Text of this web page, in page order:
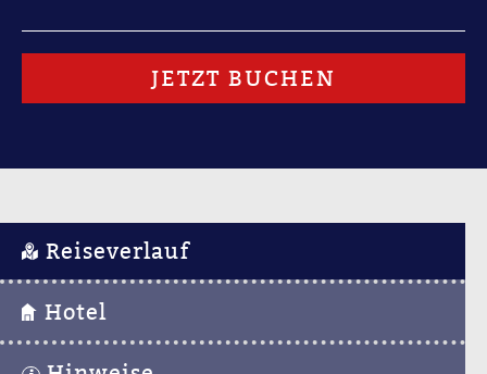
JETZT BUCHEN
Reiseverlauf
Hotel